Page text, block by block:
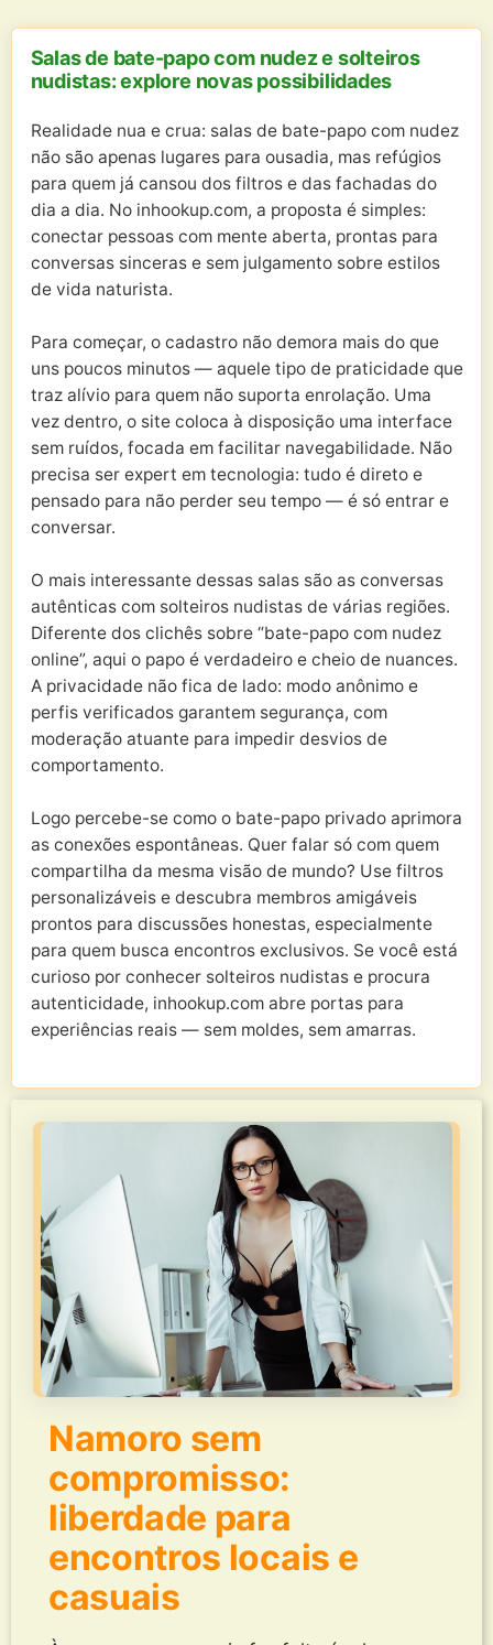
Salas de bate-papo com nudez e solteiros
nudistas: explore novas possibilidades
Realidade nua e crua: salas de bate-papo com nudez
não são apenas lugares para ousadia, mas refúgios
para quem já cansou dos filtros e das fachadas do
dia a dia. No inhookup.com, a proposta é simples:
conectar pessoas com mente aberta, prontas para
conversas sinceras e sem julgamento sobre estilos
de vida naturista.
Para começar, o cadastro não demora mais do que
uns poucos minutos — aquele tipo de praticidade que
traz alívio para quem não suporta enrolação. Uma
vez dentro, o site coloca à disposição uma interface
sem ruídos, focada em facilitar navegabilidade. Não
precisa ser expert em tecnologia: tudo é direto e
pensado para não perder seu tempo — é só entrar e
conversar.
O mais interessante dessas salas são as conversas
autênticas com solteiros nudistas de várias regiões.
Diferente dos clichês sobre “bate-papo com nudez
online”, aqui o papo é verdadeiro e cheio de nuances.
A privacidade não fica de lado: modo anônimo e
perfis verificados garantem segurança, com
moderação atuante para impedir desvios de
comportamento.
Logo percebe-se como o bate-papo privado aprimora
as conexões espontâneas. Quer falar só com quem
compartilha da mesma visão de mundo? Use filtros
personalizáveis e descubra membros amigáveis
prontos para discussões honestas, especialmente
para quem busca encontros exclusivos. Se você está
curioso por conhecer solteiros nudistas e procura
autenticidade, inhookup.com abre portas para
experiências reais — sem moldes, sem amarras.
Namoro sem
compromisso:
liberdade para
encontros locais e
casuais